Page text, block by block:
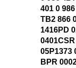
401 0
TB2 866
1416PD
05P1373
BPR